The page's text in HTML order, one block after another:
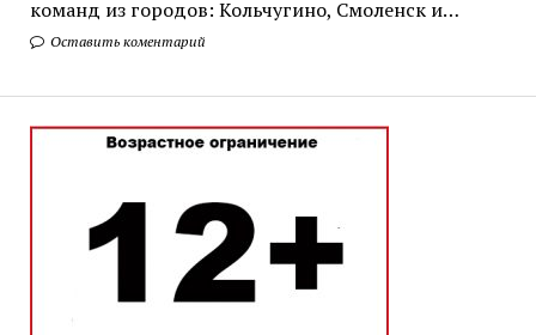
команд из городов: Кольчугино, Смоленск и…
Оставить коментарий